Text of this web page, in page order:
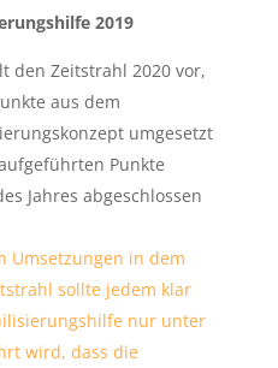
2019
den Zeitstrahl 2020 vor,
aus dem
umgesetzt
Punkte
Jahres abgeschlossen
Umsetzungen in dem
sollte jedem klar
nur unter
wird, dass die